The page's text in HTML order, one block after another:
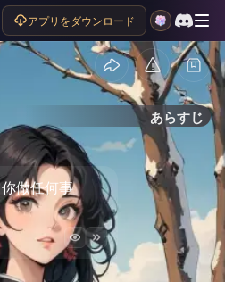
アプリをダウンロード
あらすじ
做任何事